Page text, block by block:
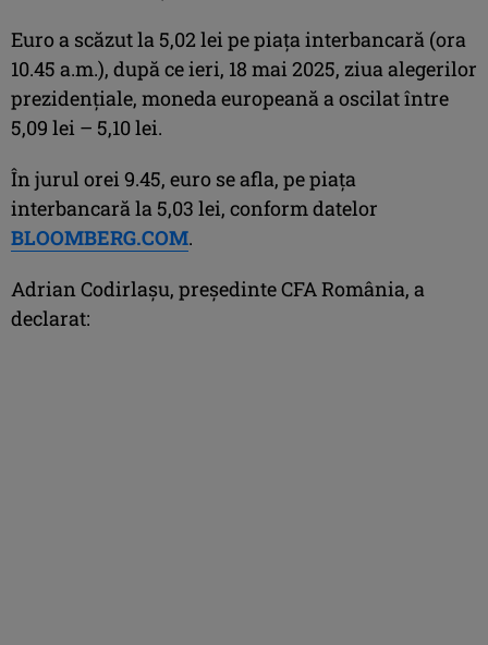
Euro a scăzut la 5,02 lei pe piaţa interbancară (ora
10.45 a.m.), după ce ieri, 18 mai 2025, ziua alegerilor
prezidenţiale, moneda europeană a oscilat între
5,09 lei – 5,10 lei.
În jurul orei 9.45, euro se afla, pe piaţa
interbancară la 5,03 lei, conform datelor
BLOOMBERG.COM.
Adrian Codirlașu, președinte CFA România, a
declarat: